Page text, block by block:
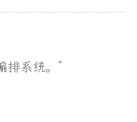
排系统。”